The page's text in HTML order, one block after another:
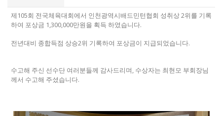
제105회 전국체육대회에서 인천광역시배드민턴협회 성취상 2위를 기록
하여 포상금 1,300,000만원을 획득 하였습니다.
전년대비 종합득점 상승2위 기록하여 포상금이 지급되었습니다.
수고해 주신 선수단 여러분들께 감사드리며, 수상자는 최현모 부회장님
께서 수고해 주셨습니다.